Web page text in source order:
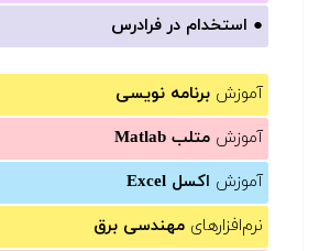
● استخدام در فرادرس
آموزش برنامه نویسی
آموزش متلب Matlab
آموزش اکسل Excel
نرم‌افزارهای مهندسی برق